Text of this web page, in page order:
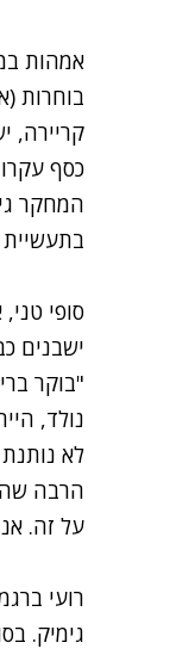
אמהות
בוחרות
קריירה,
כסף
בתעשיית העבודה,
ישבנים
"בוקר
נולד,
לא
הרבה
על זה.
רועי
גימיק.